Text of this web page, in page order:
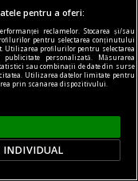
să îl conducă
găsește aici
pentru a oferi:
reclamelor. Stocarea și/sau
pentru selectarea conținutului
Utilizarea profilurilor pentru selectarea
personalizată. Măsurarea
sau combinații de date din surse
Utilizarea datelor limitate pentru
prin scanarea dispozitivului.
INDIVIDUAL